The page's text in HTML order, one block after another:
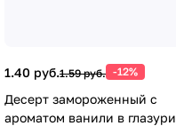
1.40 руб.1.59 руб. -12%
Десерт замороженный с
ароматом ванили в глазури